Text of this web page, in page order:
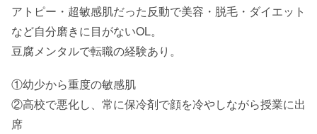
アトピー・超敏感肌だった反動で美容・脱毛・ダイエット
など自分磨きに目がないOL。
豆腐メンタルで転職の経験あり。
①幼少から重度の敏感肌
②高校で悪化し、常に保冷剤で顔を冷やしながら授業に出
席